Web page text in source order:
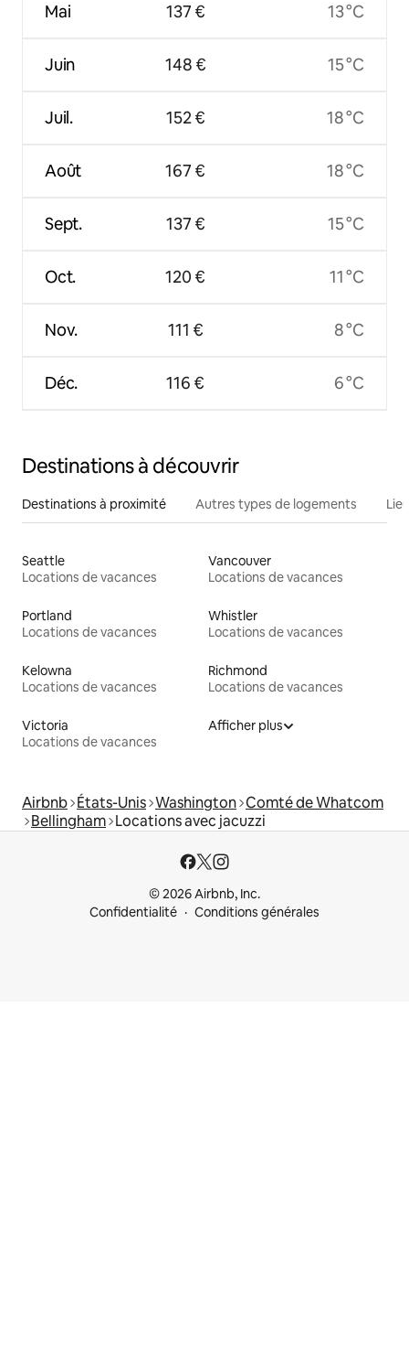
Mai
Juin
Juil.
Août
Sept.
Oct.
Nov.
Déc.
137 €
148 €
152 €
167 €
137 €
120 €
111 €
116 €
13 °C
15 °C
18 °C
18 °C
15 °C
11 °C
8 °C
6 °C
Destinations à découvrir
Destinations à proximité Autres types de logements
Seattle
Locations de vacances
Vancouver
Locations de vacances
Portland
Locations de vacances
Whistler
Locations de vacances
Kelowna
Locations de vacances
Richmond
Locations de vacances
Victoria
Locations de vacances
Afficher plus
Airbnb États-Unis Washington Comté de Whatcom
Bellingham Locations avec jacuzzi
© 2026 Airbnb, Inc.
Confidentialité
Conditions générales